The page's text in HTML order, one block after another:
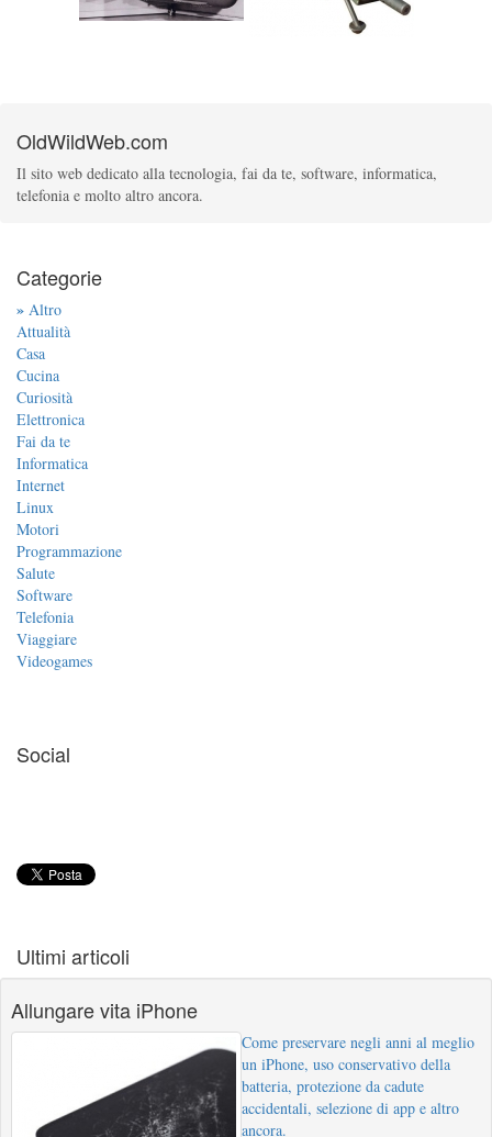
OldWildWeb.com
Il sito web dedicato alla tecnologia, fai da te, software, informatica,
telefonia e molto altro ancora.
Categorie
» Altro
Attualità
Casa
Cucina
Curiosità
Elettronica
Fai da te
Informatica
Internet
Linux
Motori
Programmazione
Salute
Software
Telefonia
Viaggiare
Videogames
Social
Ultimi articoli
Allungare vita iPhone
Come preservare negli anni al meglio
un iPhone, uso conservativo della
batteria, protezione da cadute
accidentali, selezione di app e altro
ancora.